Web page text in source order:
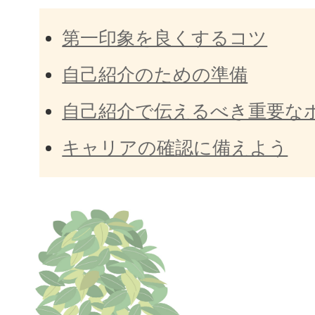
第一印象を良くするコツ
自己紹介のための準備
自己紹介で伝えるべき重要な
キャリアの確認に備えよう